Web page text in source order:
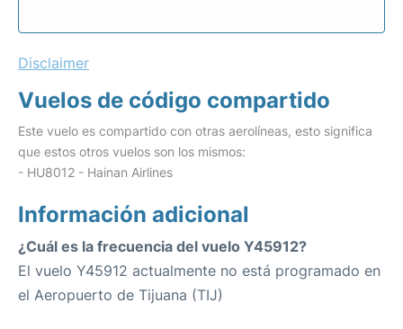
Disclaimer
Vuelos de código compartido
Este vuelo es compartido con otras aerolíneas, esto significa
que estos otros vuelos son los mismos:
- HU8012 - Hainan Airlines
Información adicional
¿Cuál es la frecuencia del vuelo Y45912?
El vuelo Y45912 actualmente no está programado en
el Aeropuerto de Tijuana (TIJ)